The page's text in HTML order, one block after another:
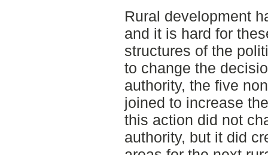
Rural development
and it is hard for
structures of the
to change the
authority, the five
joined to increase
this action did not
authority, but it did